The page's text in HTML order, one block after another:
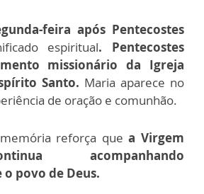
feira após Pentecostes
espiritual. Pentecostes
missionário da Igreja
Santo. Maria aparece no
de oração e comunhão.
reforça quea Virgem
acompanhando
povo de Deus.